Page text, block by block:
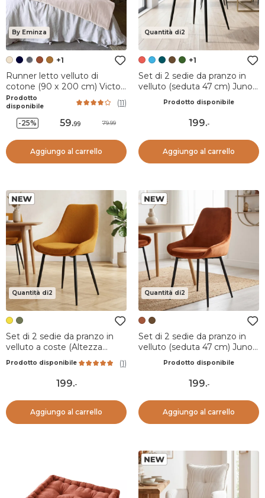
By Eminza
+1
Runner letto velluto di
cotone (90 x 200 cm) Victor
Beige pampa
Prodotto
disponibile
(11)
-25% 59.99 79.99
Aggiungo al carrello
Quantità di2
+1
Set di 2 sedie da pranzo in
velluto (seduta 47 cm) Juno
Prodotto disponibile
199.-
Aggiungo al carrello
Quantità di2
Set di 2 sedie da pranzo in
velluto a coste (Altezza
curry
Prodotto disponibile (1)
199.-
Aggiungo al carrello
Quantità di2
Set di 2 sedie da pranzo in
velluto (seduta 47 cm) Juno
Prodotto disponibile
199.-
Aggiungo al carrello